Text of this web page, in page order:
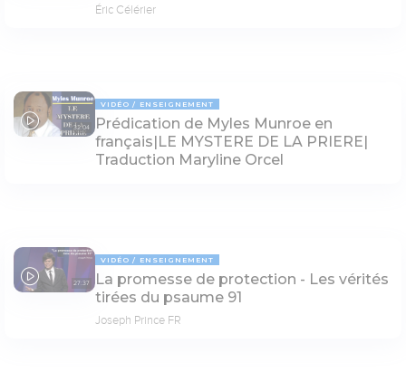
Éric Célérier
32:04
VIDÉO ENSEIGNEMENT
Prédication de Myles Munroe en
français|LE MYSTERE DE LA PRIERE|
Traduction Maryline Orcel
27:37
VIDÉO ENSEIGNEMENT
La promesse de protection - Les vérités
tirées du psaume 91
Joseph Prince FR